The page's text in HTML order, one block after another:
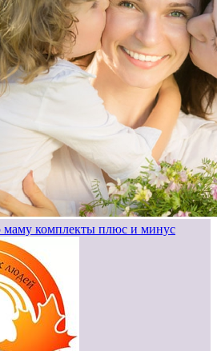
маму комплекты плюс и минус